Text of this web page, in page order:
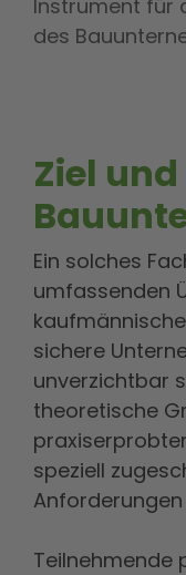
Instrument für
des
Ziel
Ein solches
umfassenden
sichere
unverzichtbar
theoretische
speziell
Teilnehmende